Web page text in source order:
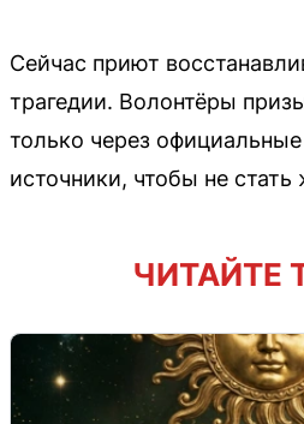
Сейчас приют
трагедии. Волонтёры
только через
источники, чтобы не
ЧИТАЙТЕ